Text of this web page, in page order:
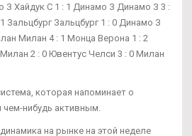
З Хайдук С 1 : 1 Динамо З Динамо З 3 :
Зальцбург Зальцбург 1 : 0 Динамо З
Милан 4 : 1 Монца Верона 1 : 2
2 : 0 Ювентус Челси 3 : 0 Милан
которая напоминает о
нибудь активным.
на рынке на этой неделе